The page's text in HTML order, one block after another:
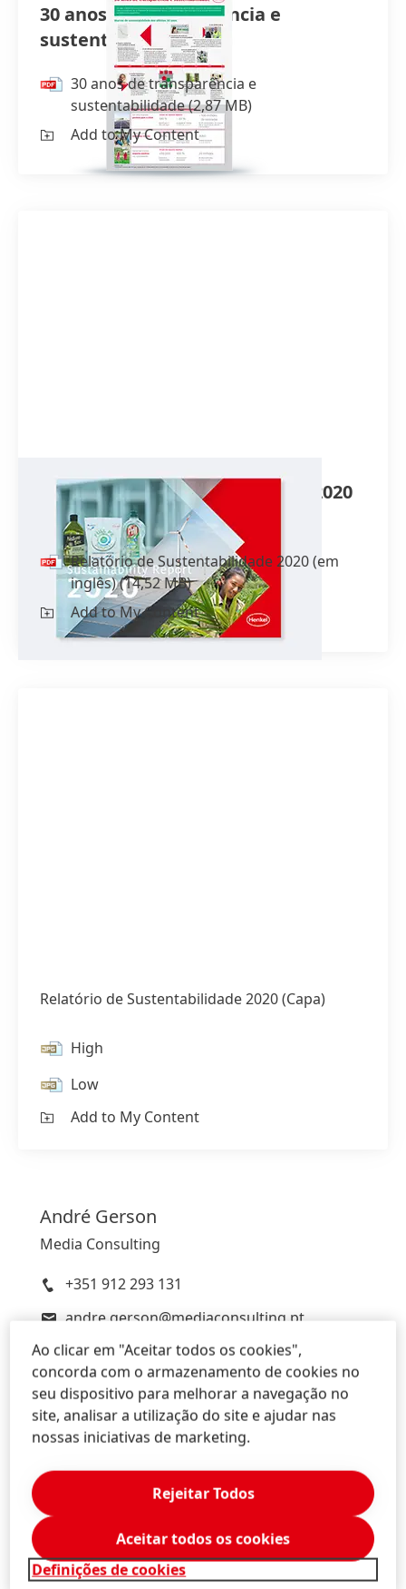
30 anos de transparência e
sustentabilidade
30 anos de transparência e
sustentabilidade(2,87 MB)
Add to My Content
Relatório de Sustentabilidade 2020
(em inglês)
Relatório de Sustentabilidade 2020(em
inglês)(14,52 MB)
Add to My Content
Relatório de Sustentabilidade 2020(Capa)
High
Low
Add to My Content
André Gerson
Media Consulting
+351 912 293 131
andre.gerson@mediaconsulting.pt
Download Business Card
Add to My Content
Espanhol
Media Consulting
218 923 254 – 910 960 222
Ao clicar em "Aceitar todos os cookies",
concorda com o armazenamento de cookies no
seu dispositivo para melhorar a navegação no
site, analisar a utilização do site e ajudar nas
nossas iniciativas de marketing.
Definições de cookies
Rejeitar Todos
Aceitar todos os cookies